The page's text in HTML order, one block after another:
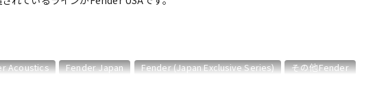
Acoustics Fender Japan Fender (Japan Exclusive Series) その他Fender